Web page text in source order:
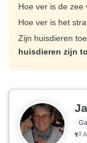
Hoe ver is de zee
Hoe ver is het
Zijn huisdieren
huisdieren zijn